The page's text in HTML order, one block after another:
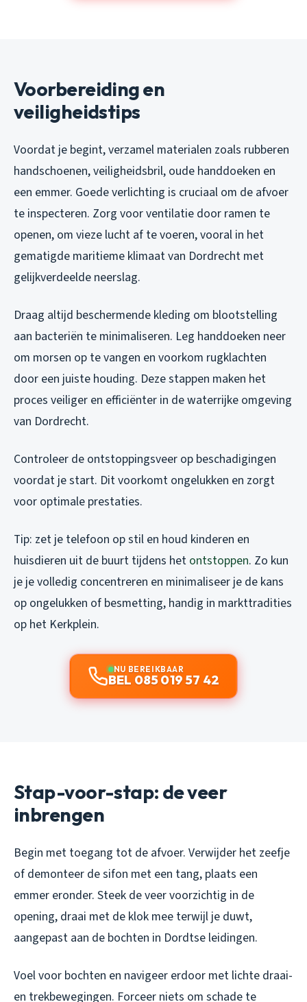
Voorbereiding en
veiligheidstips
Voordat je begint, verzamel materialen zoals rubberen
handschoenen, veiligheidsbril, oude handdoeken en
een emmer. Goede verlichting is cruciaal om de afvoer
te inspecteren. Zorg voor ventilatie door ramen te
openen, om vieze lucht af te voeren, vooral in het
gematigde maritieme klimaat van Dordrecht met
gelijkverdeelde neerslag.
Draag altijd beschermende kleding om blootstelling
aan bacteriën te minimaliseren. Leg handdoeken neer
om morsen op te vangen en voorkom rugklachten
door een juiste houding. Deze stappen maken het
proces veiliger en efficiënter in de waterrijke omgeving
van Dordrecht.
Controleer de ontstoppingsveer op beschadigingen
voordat je start. Dit voorkomt ongelukken en zorgt
voor optimale prestaties.
Tip: zet je telefoon op stil en houd kinderen en
huisdieren uit de buurt tijdens het ontstoppen. Zo kun
je je volledig concentreren en minimaliseer je de kans
op ongelukken of besmetting, handig in markttradities
op het Kerkplein.
NU BEREIKBAAR
BEL 085 019 57 42
Stap-voor-stap: de veer
inbrengen
Begin met toegang tot de afvoer. Verwijder het zeefje
of demonteer de sifon met een tang, plaats een
emmer eronder. Steek de veer voorzichtig in de
opening, draai met de klok mee terwijl je duwt,
aangepast aan de bochten in Dordtse leidingen.
Voel voor bochten en navigeer erdoor met lichte draai-
en trekbewegingen. Forceer niets om schade te